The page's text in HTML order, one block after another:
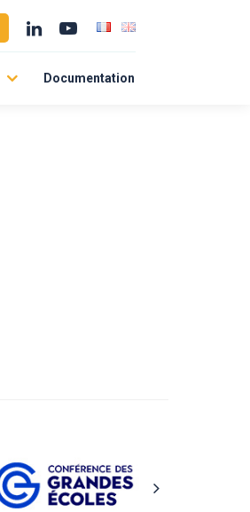
Documentation